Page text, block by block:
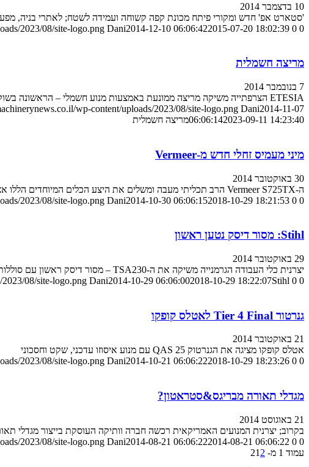
10 בדצמבר 2014
'סטארט אפ' חדש ומקורי פיתח מכונת קפה קשוחה ועמידה לשטח; לאתרי בניה,
0
0
2023/08/site-logo.png Dani2014-12-10 06:06:422015-07-20 18:02:39
מריצה חשמלית
7 בנובמבר 2014
ETESIA הצרפתייה משיקה מריצה ממונעת באמצעות מנוע חשמלי – הראשונה בשוק המסוגלת ליומיים עבודה בין טעינות
wp-content/uploads/2023/08/site-logo.png Dani2014-11-07
06:06:142023-09-11 14:23:40 מריצה חשמלית
מיני מעמיס זחלי חדש מ-Vermeer
30 באוקטובר 2014
ה-Vermeer S725TX הרב תכליתי מעבה ומשלים את היצע הכלים המיוחדים הללו אצל היצרנית
0
0
2023/08/site-logo.png Dani2014-10-30 06:06:152018-10-29 18:21:53
Stihl: מסור דיסק נטען ראשון
29 באוקטובר 2014
יצרנית כלי העבודה הגרמנייה משיקה את ה-TSA230 – מסור דיסק ראשון עם סוללות ליתיום-איון נטענות
0
0
08/site-logo.png Dani2014-10-29 06:06:002018-10-29 18:22:07Stihl: מסור דיסק נטען ראשון
גנרטור Tier 4 Final לאטלס קופקו
21 באוקטובר 2014
אטלס קופקו מציגה את הגנרטוק QAS 25 עם מנוע איסוזו עדכני, שקט וחסכוני
0
0
2023/08/site-logo.png Dani2014-10-21 06:06:222018-10-29 18:23:26
מגדלי תאורה מבריגס&סטראטון?
21 באוגוסט 2014
בקרוב; יצרנית המנועים האמריקאית רכשה חברה וותיקה העוסקת בייצור מגדלי
0
0
2023/08/site-logo.png Dani2014-08-21 06:06:222014-08-21 06:06:22
עמוד 1 מ- 2
1 2